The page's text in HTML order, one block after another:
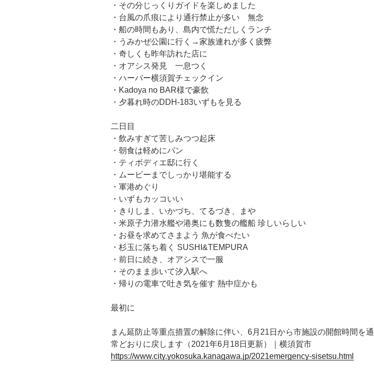
・その分じっくりガイドを楽しめました
・台風の爪痕により通行禁止が多い 無念
・船の時間もあり、島内で慌ただしくランチ
・うみかぜ公園に行く→家族連れが多く疲弊
・奇しくも昨年訪れた店に
・オアシス発見 一息つく
・ハーバー横須賀チェックイン
・Kadoya no BAR様で豪飲
・夕暮れ時のDDH-183いずもを見る
二日目
・飲みすぎて苦しみつつ起床
・朝食は軽めにパン
・ティボディエ邸に行く
・ムービーまでしっかり堪能する
・軍港めぐり
・いずもカッコいい
・きりしま、いかづち、てるづき、まや
・米原子力潜水艦や港奥にも数隻の艦船 珍しいらしい
・お昼を求めてさまよう 魚が食べたい
・杉玉に落ち着く SUSHI&TEMPURA
・前日に続き、オアシスで一服
・そのまま歩いて汐入駅へ
・帰りの電車で吐き気を催す 熱中症かも
最初に
まん延防止等重点措置の解除に伴い、6月21日から市施設の開館時間を通
常どおりに戻します（2021年6月18日更新）｜横須賀市
https://www.city.yokosuka.kanagawa.jp/2021emergency-sisetsu.html